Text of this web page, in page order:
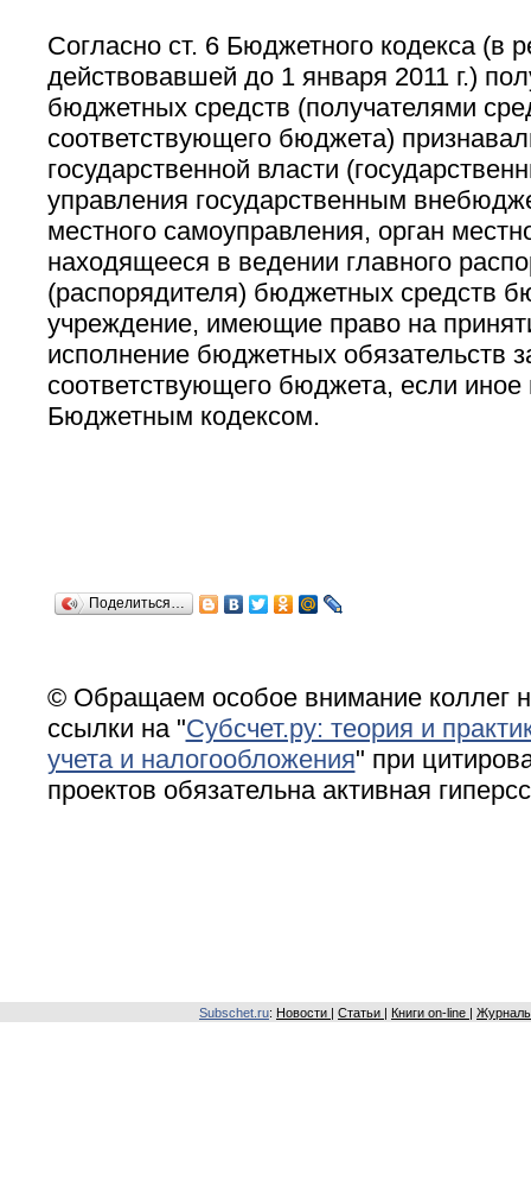
Согласно ст. 6 Бюджетного кодекса (в
действовавшей до 1 января 2011 г.)
бюджетных средств (получателями
соответствующего бюджета)
государственной власти
управления государственным
местного самоуправления, орган
находящееся в ведении главного
(распорядителя) бюджетных средств
учреждение, имеющие право на
исполнение бюджетных обязательств
соответствующего бюджета, если иное
Бюджетным кодексом.
Поделиться…
© Обращаем особое внимание коллег
ссылки на "Субсчет.ру: теория и
учета и налогообложения" при
проектов обязательна активная
Subschet.ru: Новости Статьи Книги on-line